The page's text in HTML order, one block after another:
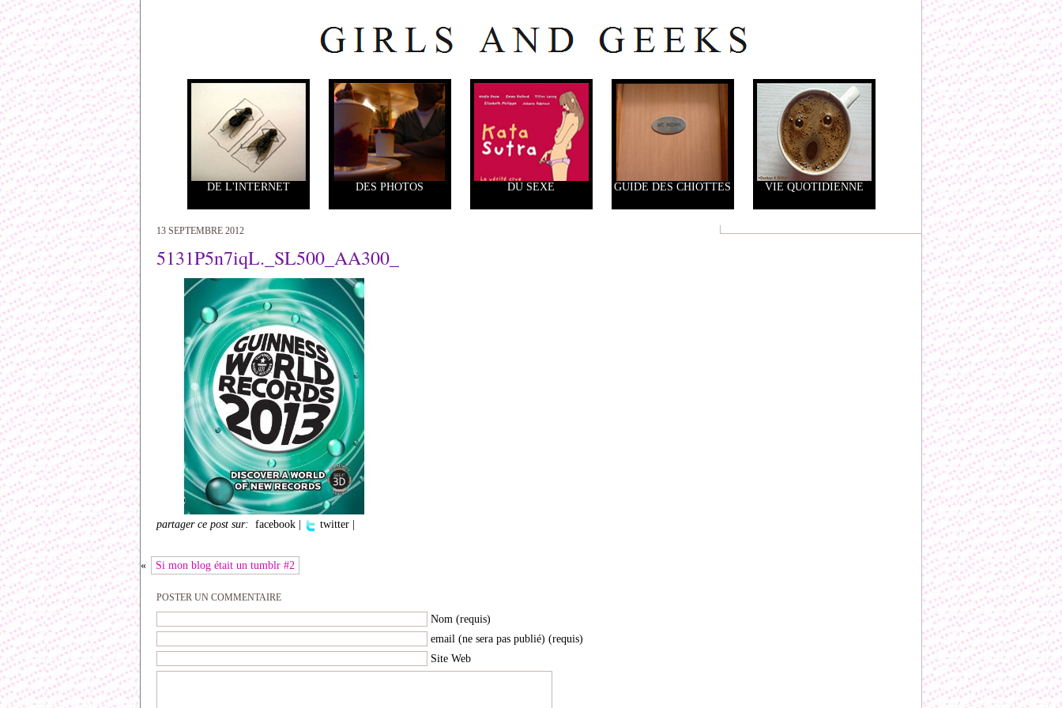
DE L'INTERNET DES PHOTOS DU SEXE GUIDE DES CHIOTTES VIE QUOTIDIENNE
13 SEPTEMBRE 2012
5131P5n7iqL._SL500_AA300_
partager ce post sur: facebook twitter
« Si mon blog était un tumblr #2
POSTER UN COMMENTAIRE
Nom (requis)
email (ne sera pas publié) (requis)
Site Web